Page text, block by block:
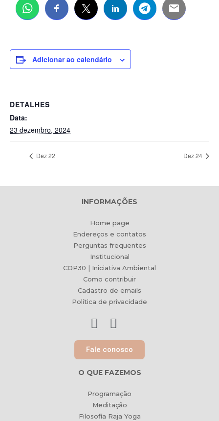
Adicionar ao calendário
DETALHES
Data:
23 dezembro, 2024
Dez 22 Dez 24
INFORMAÇÕES
Home page
Endereços e contatos
Perguntas frequentes
Institucional
COP30 | Iniciativa Ambiental
Como contribuir
Cadastro de emails
Política de privacidade
Fale conosco
O QUE FAZEMOS
Programação
Meditação
Filosofia Raja Yoga